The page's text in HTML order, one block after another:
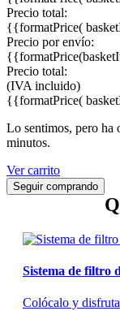
Precio total:
{{formatPrice(
Precio por envío:
Precio total:
(IVA incluido)
{{formatPrice(
Lo sentimos, pero ha
minutos.
Ver carrito
Seguir comprando
Sistema de filtro
Colócalo y